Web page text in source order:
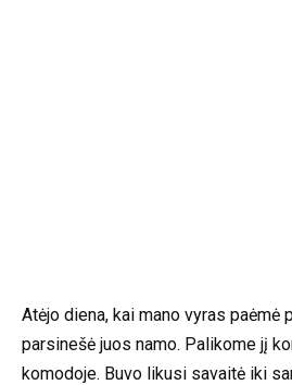
Atėjo diena, kai mano vyras paėmė
parsinešė juos namo. Palikome jį
komodoje. Buvo likusi savaitė iki